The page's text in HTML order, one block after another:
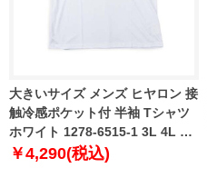
大きいサイズ メンズ ヒヤロン 接
触冷感ポケット付 半袖 Tシャツ
ホワイト 1278-6515-1 3L 4L 5L
6L 7L 8L
￥4,290(税込)